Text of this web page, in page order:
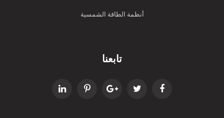
أنظمة الطاقة الشمسية
تابعنا